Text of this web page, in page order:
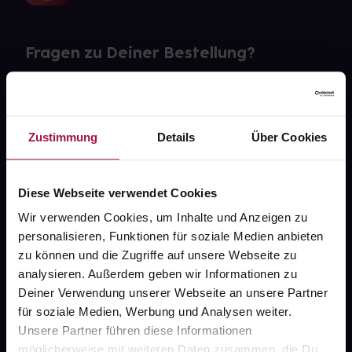
Zustimmung Details Über Cookies
Diese Webseite verwendet Cookies
Wir verwenden Cookies, um Inhalte und Anzeigen zu
personalisieren, Funktionen für soziale Medien anbieten
zu können und die Zugriffe auf unsere Webseite zu
analysieren. Außerdem geben wir Informationen zu
Deiner Verwendung unserer Webseite an unsere Partner
für soziale Medien, Werbung und Analysen weiter.
Unsere Partner führen diese Informationen
Fragen zu Deiner Bestellung?
Über uns
Karriere